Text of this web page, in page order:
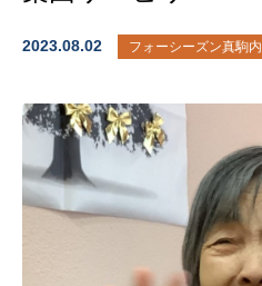
2023.08.02 フォーシーズン真駒内